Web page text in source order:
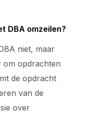
DBA omzeilen?
niet, maar
om opdrachten
de opdracht
van de
over